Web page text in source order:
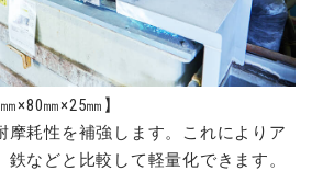
×80㎜×25㎜】
摩耗性を補強します。これによりア
などと比較して軽量化できます。